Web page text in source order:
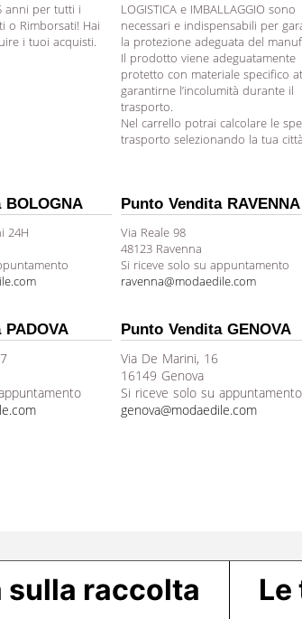
anni per tutti i
o Rimborsati! Hai
i tuoi acquisti.
LOGISTICA e IMBALLAGGIO sono
necessari e indispensabili per
la protezione adeguata del
Il prodotto viene adeguatamente
protetto con materiale specifico
garantirne l’incolumità durante il
trasporto.
Nel carrello potrai calcolare le
trasporto selezionando la tua città
BOLOGNA
24H
Punto Vendita RAVENNA
Via Reale 98
48123 Ravenna
Si riceve solo su appuntamento
ravenna@modaedile.com
Punto Vendita GENOVA
Via De Marini, 16
16149 Genova
Si riceve solo su appuntamento
genova@modaedile.com
sulla raccolta